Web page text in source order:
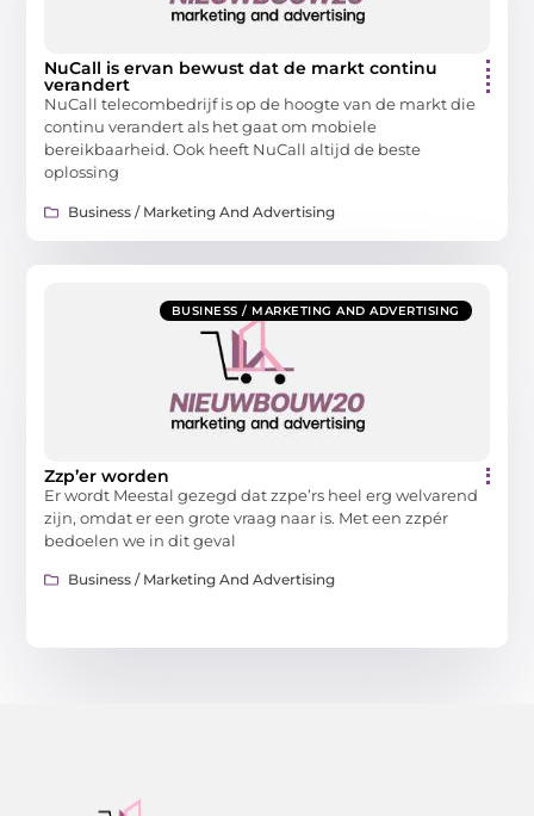
NuCall is ervan bewust dat de markt continu
verandert
NuCall telecombedrijf is op de hoogte van de markt die
continu verandert als het gaat om mobiele
bereikbaarheid. Ook heeft NuCall altijd de beste
oplossing
Business / Marketing And Advertising
BUSINESS / MARKETING AND ADVERTISING
Zzp’er worden
Er wordt Meestal gezegd dat zzpe’rs heel erg welvarend
zijn, omdat er een grote vraag naar is. Met een zzpér
bedoelen we in dit geval
Business / Marketing And Advertising